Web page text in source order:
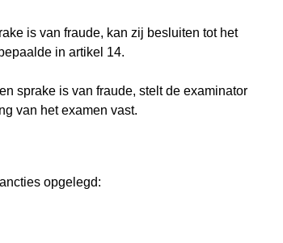
is van fraude, kan zij besluiten tot het
in artikel 14.
sprake is van fraude, stelt de examinator
van het examen vast.
opgelegd: